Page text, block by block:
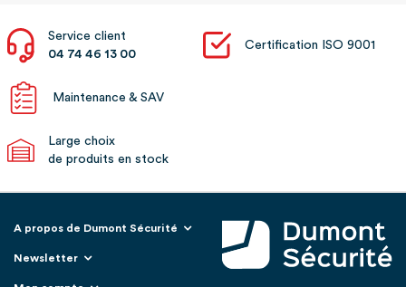
Service client
04 74 46 13 00
Certification ISO 9001
Maintenance & SAV
Large choix
de produits en stock
A propos de Dumont Sécurité
Newsletter